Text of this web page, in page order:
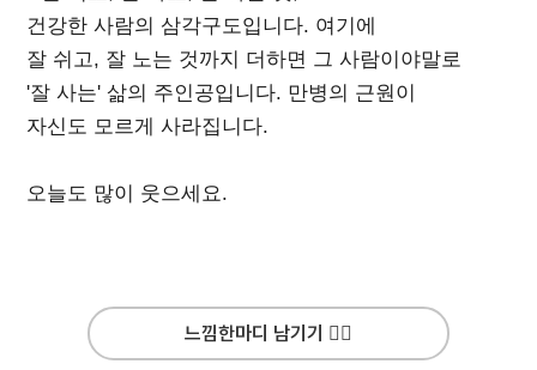
건강한 사람의 삼각구도입니다. 여기에
잘 쉬고, 잘 노는 것까지 더하면 그 사람이야말로
'잘 사는' 삶의 주인공입니다. 만병의 근원이
자신도 모르게 사라집니다.
오늘도 많이 웃으세요.
느낌한마디 남기기 ✍🏻